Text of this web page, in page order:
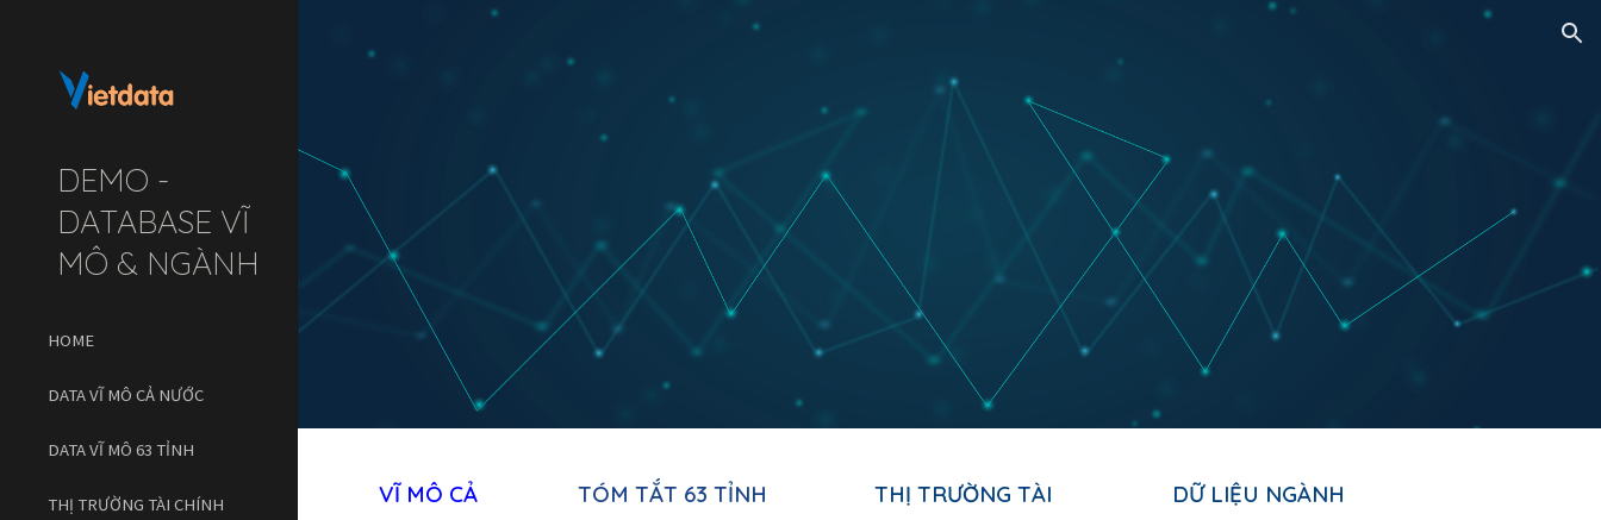
DEMO -
DATABASE VĨ
MÔ & NGÀNH
HOME
DATA VĨ MÔ CẢ NƯỚC
DATA VĨ MÔ 63 TỈNH
THỊ TRƯỜNG TÀI CHÍNH VĨ MÔ CẢ
TÓM TẮT 63 TỈNH
THỊ TRƯỜNG TÀI
DỮ LIỆU NGÀNH